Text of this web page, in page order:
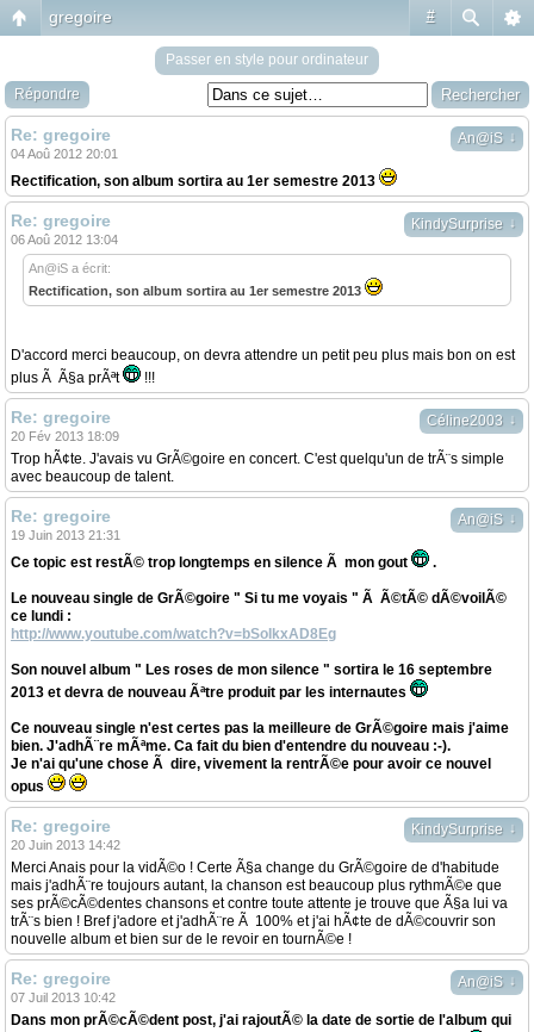
#
gregoire
Passer en style pour ordinateur
Répondre
An@iS ↓
Re: gregoire
04 Aoû 2012 20:01
Rectification, son album sortira au 1er semestre 2013
KindySurprise ↓
Re: gregoire
06 Aoû 2012 13:04
An@iS a écrit:
Rectification, son album sortira au 1er semestre 2013
D'accord merci beaucoup, on devra attendre un petit peu plus mais bon on est
plus Ã Ã§a prÃªt
!!!
Céline2003 ↓
Re: gregoire
20 Fév 2013 18:09
Trop hÃ¢te. J'avais vu GrÃ©goire en concert. C'est quelqu'un de trÃ¨s simple
avec beaucoup de talent.
An@iS ↓
Re: gregoire
19 Juin 2013 21:31
Ce topic est restÃ© trop longtemps en silence Ã mon gout .
Le nouveau single de GrÃ©goire " Si tu me voyais " Ã Ã©tÃ© dÃ©voilÃ©
ce lundi :
http://www.youtube.com/watch?v=bSoIkxAD8Eg
Son nouvel album " Les roses de mon silence " sortira le 16 septembre
2013 et devra de nouveau Ãªtre produit par les internautes
Ce nouveau single n'est certes pas la meilleure de GrÃ©goire mais j'aime
bien. J'adhÃ¨re mÃªme. Ca fait du bien d'entendre du nouveau :-).
Je n'ai qu'une chose Ã dire, vivement la rentrÃ©e pour avoir ce nouvel
opus
KindySurprise ↓
Re: gregoire
20 Juin 2013 14:42
Merci Anais pour la vidÃ©o ! Certe Ã§a change du GrÃ©goire de d'habitude
mais j'adhÃ¨re toujours autant, la chanson est beaucoup plus rythmÃ©e que
ses prÃ©cÃ©dentes chansons et contre toute attente je trouve que Ã§a lui va
trÃ¨s bien ! Bref j'adore et j'adhÃ¨re Ã 100% et j'ai hÃ¢te de dÃ©couvrir son
nouvelle album et bien sur de le revoir en tournÃ©e !
An@iS ↓
Re: gregoire
07 Juil 2013 10:42
Dans mon prÃ©cÃ©dent post, j'ai rajoutÃ© la date de sortie de l'album qui